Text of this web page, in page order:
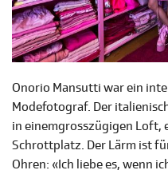
Onorio Mansutti war ein
Modefotograf. Der
in einemgrosszügigen Loft,
Schrottplatz. Der Lärm ist
Ohren: «Ich liebe es, wenn